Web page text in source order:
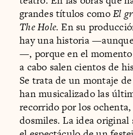
grandes títulos comoEl
The Hole. En su
hay una historia
—, porque en el
a cabo salen cientos de
Se trata de un montaje
han musicalizado las
recorrido por los
dosmiles. La idea original